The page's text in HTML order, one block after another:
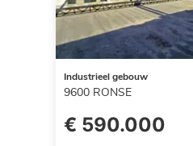
Industrieel gebouw
9600 RONSE
€ 590.000